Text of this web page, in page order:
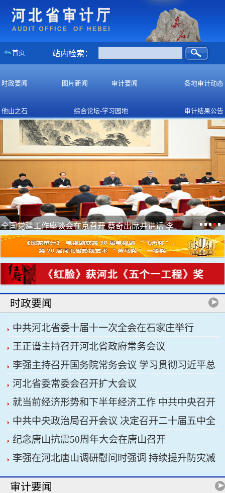
首页 站内检索：
时政要闻 图片新闻 审计要闻 各地审计动态
他山之石 综合论坛-学习园地 审计结果公告
全国党建工作座谈会在京召开 蔡奇出席并讲话 李
时政要闻
中共河北省委十届十一次全会在石家庄举行
王正谱主持召开河北省政府常务会议
李强主持召开国务院常务会议 学习贯彻习近平总
书记关于上半年经济形势和做好下半年经济工作的
重要讲话精神
河北省委常委会召开扩大会议
就当前经济形势和下半年经济工作 中共中央召开
党外人士座谈会 习近平主持并发表重要讲话
中共中央政治局召开会议 决定召开二十届五中全
会 分析研究当前经济形势和经济工作 中共中央总
书记习近平主持会议
纪念唐山抗震50周年大会在唐山召开
李强在河北唐山调研慰问时强调 持续提升防灾减
灾救灾能力 切实保障人民群众生命财产安全
审计要闻